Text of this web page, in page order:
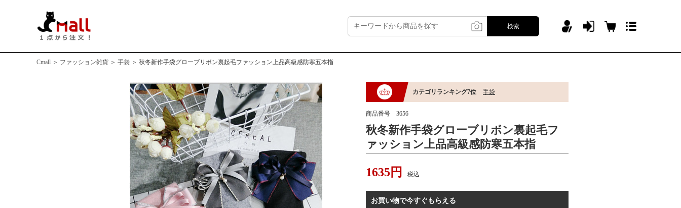
検索
Cmall ＞ ファッション雑貨 ＞ 手袋 ＞ 秋冬新作手袋グローブリボン裏起毛ファッション上品高級感防寒五本指
カテゴリランキング7位 手袋
商品番号 3656
秋冬新作手袋グローブリボン裏起毛フ
ァッション上品高級感防寒五本指
1635円 税込
お買い物で今すぐもらえる